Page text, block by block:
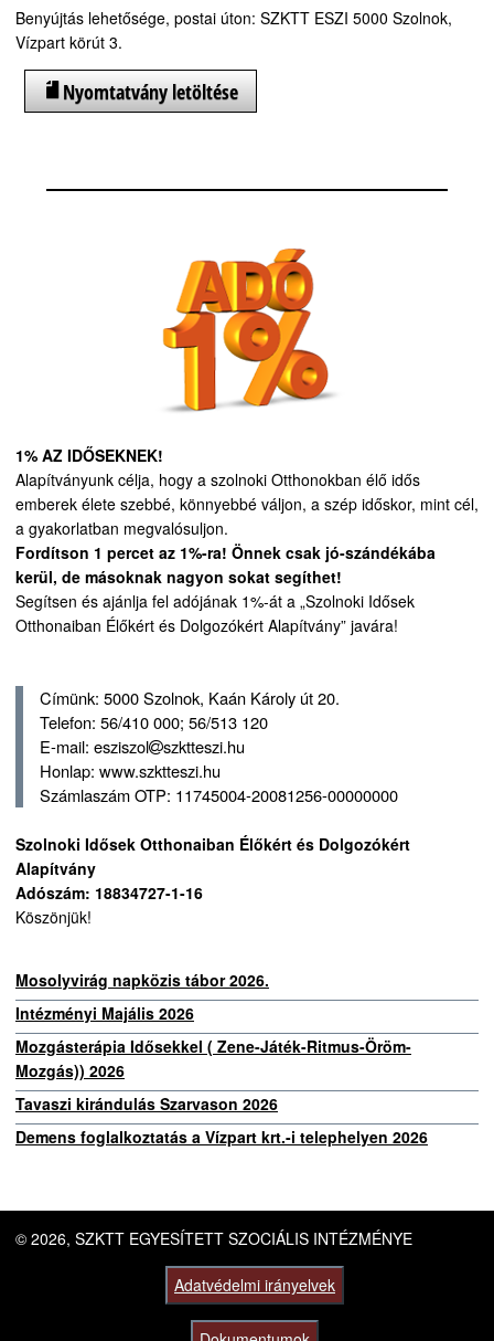
Benyújtás lehetősége, postai úton: SZKTT ESZI 5000 Szolnok,
Vízpart körút 3.
Nyomtatvány letöltése
1% AZ IDŐSEKNEK!
Alapítványunk célja, hogy a szolnoki Otthonokban élő idős
emberek élete szebbé, könnyebbé váljon, a szép időskor, mint cél,
a gyakorlatban megvalósuljon.
Fordítson 1 percet az 1%-ra! Önnek csak jó-szándékába
kerül, de másoknak nagyon sokat segíthet!
Segítsen és ajánlja fel adójának 1%-át a „Szolnoki Idősek
Otthonaiban Élőkért és Dolgozókért Alapítvány” javára!
Címünk: 5000 Szolnok, Kaán Károly út 20.
Telefon: 56/410 000; 56/513 120
E-mail: esziszol
szktteszi.hu
Honlap: www.szktteszi.hu
Számlaszám OTP: 11745004-20081256-00000000
Szolnoki Idősek Otthonaiban Élőkért és Dolgozókért
Alapítvány
Adószám: 18834727-1-16
Köszönjük!
Mosolyvirág napközis tábor 2026.
Intézményi Majális 2026
Mozgásterápia Idősekkel ( Zene-Játék-Ritmus-Öröm-
Mozgás)) 2026
Tavaszi kirándulás Szarvason 2026
Demens foglalkoztatás a Vízpart krt.-i telephelyen 2026
© 2026, SZKTT EGYESÍTETT SZOCIÁLIS INTÉZMÉNYE
Adatvédelmi irányelvek